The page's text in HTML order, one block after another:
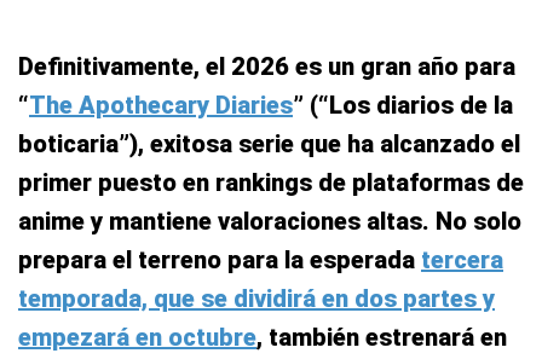
Definitivamente, el 2026 es un gran año para
“The Apothecary Diaries” (“Los diarios de la
boticaria”), exitosa serie que ha alcanzado el
primer puesto en rankings de plataformas de
anime y mantiene valoraciones altas. No solo
prepara el terreno para la esperada tercera
temporada, que se dividirá en dos partes y
empezará en octubre, también estrenará en